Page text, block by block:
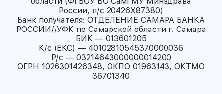
России, л/с 20426X87380)
Банк получателя: ОТДЕЛЕНИЕ САМАРА БАНКА
РОССИИ//УФК по Самарской области г. Самара
БИК — 013601205
К/с (ЕКС) — 40102810545370000036
Р/с — 03214643000000014200
ОГРН 1026301426348, ОКПО 01963143, ОКТМО
36701340